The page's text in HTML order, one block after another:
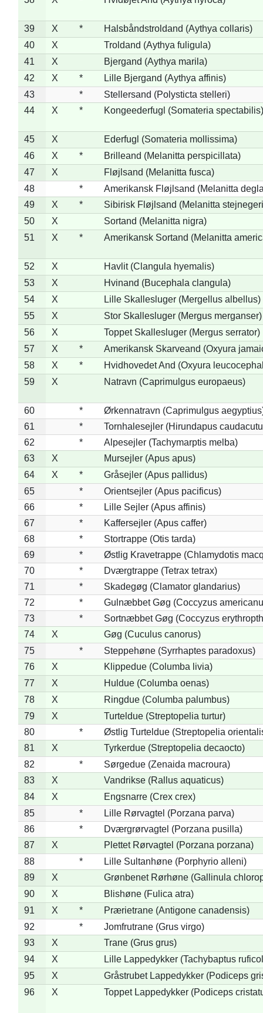
39 X *
Halsbåndstroldand (Aythya collaris)
40
X
Troldand (Aythya fuligula)
41
X
Bjergand (Aythya marila)
42
X *
Lille Bjergand (Aythya affinis)
43
*
Stellersand (Polysticta stelleri)
44
X * Kongeederfugl (Somateria spectabilis)
45 X
Ederfugl (Somateria mollissima)
46
X *
Brilleand (Melanitta perspicillata)
47
X
Fløjlsand (Melanitta fusca)
48
*
Amerikansk Fløjlsand (Melanitta
49
X *
Sibirisk Fløjlsand (Melanitta
50
X
Sortand (Melanitta nigra)
51
X * Amerikansk Sortand (Melanitta
52 X
Havlit (Clangula hyemalis)
53
X
Hvinand (Bucephala clangula)
54
X
Lille Skallesluger (Mergellus albellus)
55
X
Stor Skallesluger (Mergus merganser)
56
X
Toppet Skallesluger (Mergus serrator)
57
X *
Amerikansk Skarveand (Oxyura
58
X *
Hvidhovedet And (Oxyura
59
X Natravn (Caprimulgus europaeus)
60 *
Ørkennatravn (Caprimulgus
61
*
Tornhalesejler (Hirundapus
62
*
Alpesejler (Tachymarptis melba)
63
X
Mursejler (Apus apus)
64
X *
Gråsejler (Apus pallidus)
65
*
Orientsejler (Apus pacificus)
66
*
Lille Sejler (Apus affinis)
67
*
Kaffersejler (Apus caffer)
68
*
Stortrappe (Otis tarda)
69
*
Østlig Kravetrappe (Chlamydotis
70
*
Dværgtrappe (Tetrax tetrax)
71
*
Skadegøg (Clamator glandarius)
72
*
Gulnæbbet Gøg (Coccyzus
73
*
Sortnæbbet Gøg (Coccyzus
74
X
Gøg (Cuculus canorus)
75
*
Steppehøne (Syrrhaptes paradoxus)
76
X
Klippedue (Columba livia)
77
X
Huldue (Columba oenas)
78
X
Ringdue (Columba palumbus)
79
X
Turteldue (Streptopelia turtur)
80
*
Østlig Turteldue (Streptopelia
81
X
Tyrkerdue (Streptopelia decaocto)
82
*
Sørgedue (Zenaida macroura)
83
X
Vandrikse (Rallus aquaticus)
84
X
Engsnarre (Crex crex)
85
*
Lille Rørvagtel (Porzana parva)
86
*
Dværgrørvagtel (Porzana pusilla)
87
X
Plettet Rørvagtel (Porzana porzana)
88
*
Lille Sultanhøne (Porphyrio alleni)
89
X
Grønbenet Rørhøne (Gallinula
90
X
Blishøne (Fulica atra)
91
X *
Prærietrane (Antigone canadensis)
92
*
Jomfrutrane (Grus virgo)
93
X
Trane (Grus grus)
94
X
Lille Lappedykker (Tachybaptus
95
X
Gråstrubet Lappedykker (Podiceps
96
X Toppet Lappedykker (Podiceps